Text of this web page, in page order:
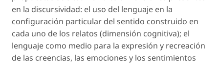
en la discursividad: el uso del lenguaje en la
configuración particular del sentido construido en
cada uno de los relatos (dimensión cognitiva); el
lenguaje como medio para la expresión y recreación
de las creencias, las emociones y los sentimientos